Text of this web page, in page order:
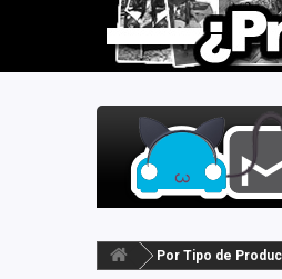
Por Tipo de